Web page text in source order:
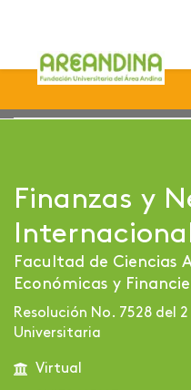
Finanzas y
Facultad de Ciencias
Económicas y
Resolución No. 7528 del
Universitaria
Virtual